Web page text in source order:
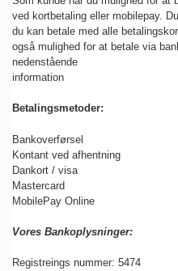
ved kortbetaling eller mobilepay.
du kan betale med alle
også mulighed for at betale via
nedenstående
information
Betalingsmetoder:
Bankoverførsel
Kontant ved afhentning
Dankort / visa
Mastercard
MobilePay Online
Vores Bankoplysninger:
Registreings nummer: 5474